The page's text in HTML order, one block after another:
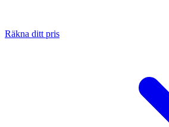
Räkna ditt pris